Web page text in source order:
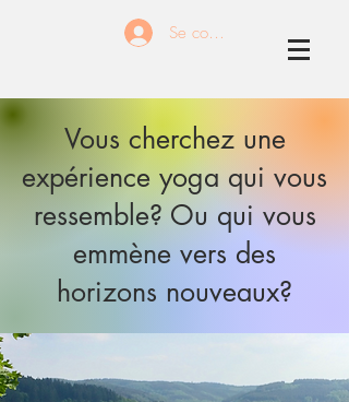
Se connecter
Vous cherchez une
expérience yoga qui vous
ressemble? Ou qui vous
emmène vers des
horizons nouveaux?